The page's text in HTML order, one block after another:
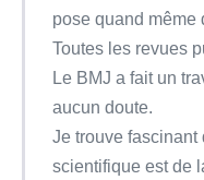
pose quand même
Toutes les revues
Le BMJ a fait un
aucun doute.
Je trouve fascinant
scientifique est de